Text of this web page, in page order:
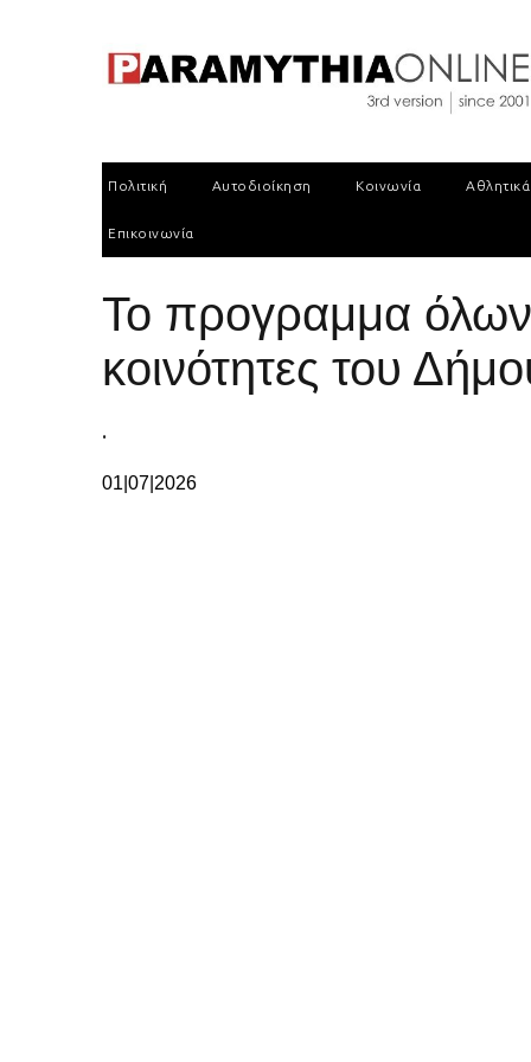
Πολιτική Αυτοδιοίκηση Κοινωνία Αθλητικά
Επικοινωνία
Το προγραμμα όλων
κοινότητες του
.
01|07|2026